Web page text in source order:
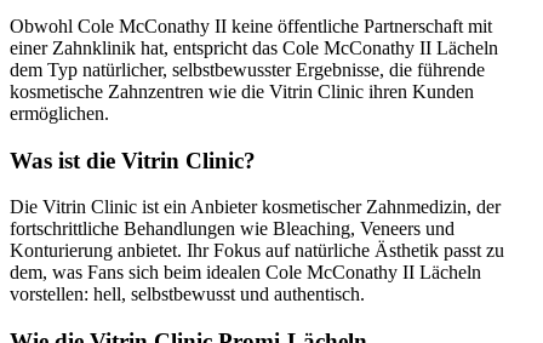
Obwohl Cole McConathy II keine öffentliche Partnerschaft mit
einer Zahnklinik hat, entspricht das Cole McConathy II Lächeln
dem Typ natürlicher, selbstbewusster Ergebnisse, die führende
kosmetische Zahnzentren wie die Vitrin Clinic ihren Kunden
ermöglichen.
Was ist die Vitrin Clinic?
Die Vitrin Clinic ist ein Anbieter kosmetischer Zahnmedizin, der
fortschrittliche Behandlungen wie Bleaching, Veneers und
Konturierung anbietet. Ihr Fokus auf natürliche Ästhetik passt zu
dem, was Fans sich beim idealen Cole McConathy II Lächeln
vorstellen: hell, selbstbewusst und authentisch.